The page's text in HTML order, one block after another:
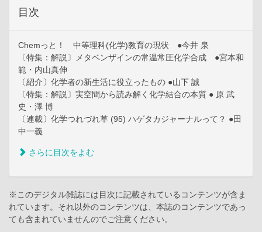
目次
Chemっと！ 中等理科(化学)教育の現状 ●今井 泉
〔特集：解説〕メタベンザインの常温常圧化学合成 ●宮本和
範・内山真伸
〔紹介〕化学者の新生活に役立ったもの ●山下 誠
〔特集：解説〕実空間から読み解く化学結合の本質 ● 原 武
史・澤 博
〔連載〕化学つれづれ草 (95) ハゲタカジャーナルって？ ●田
中一義
さらに目次をよむ
※このデジタル雑誌には目次に記載されているコンテンツが含ま
れています。それ以外のコンテンツは、本誌のコンテンツであっ
ても含まれていませんのでご注意ください。